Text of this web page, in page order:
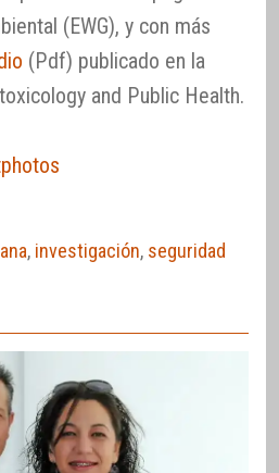
(EWG), y con más
(Pdf) publicado en la
and Public Health.
, investigación, seguridad